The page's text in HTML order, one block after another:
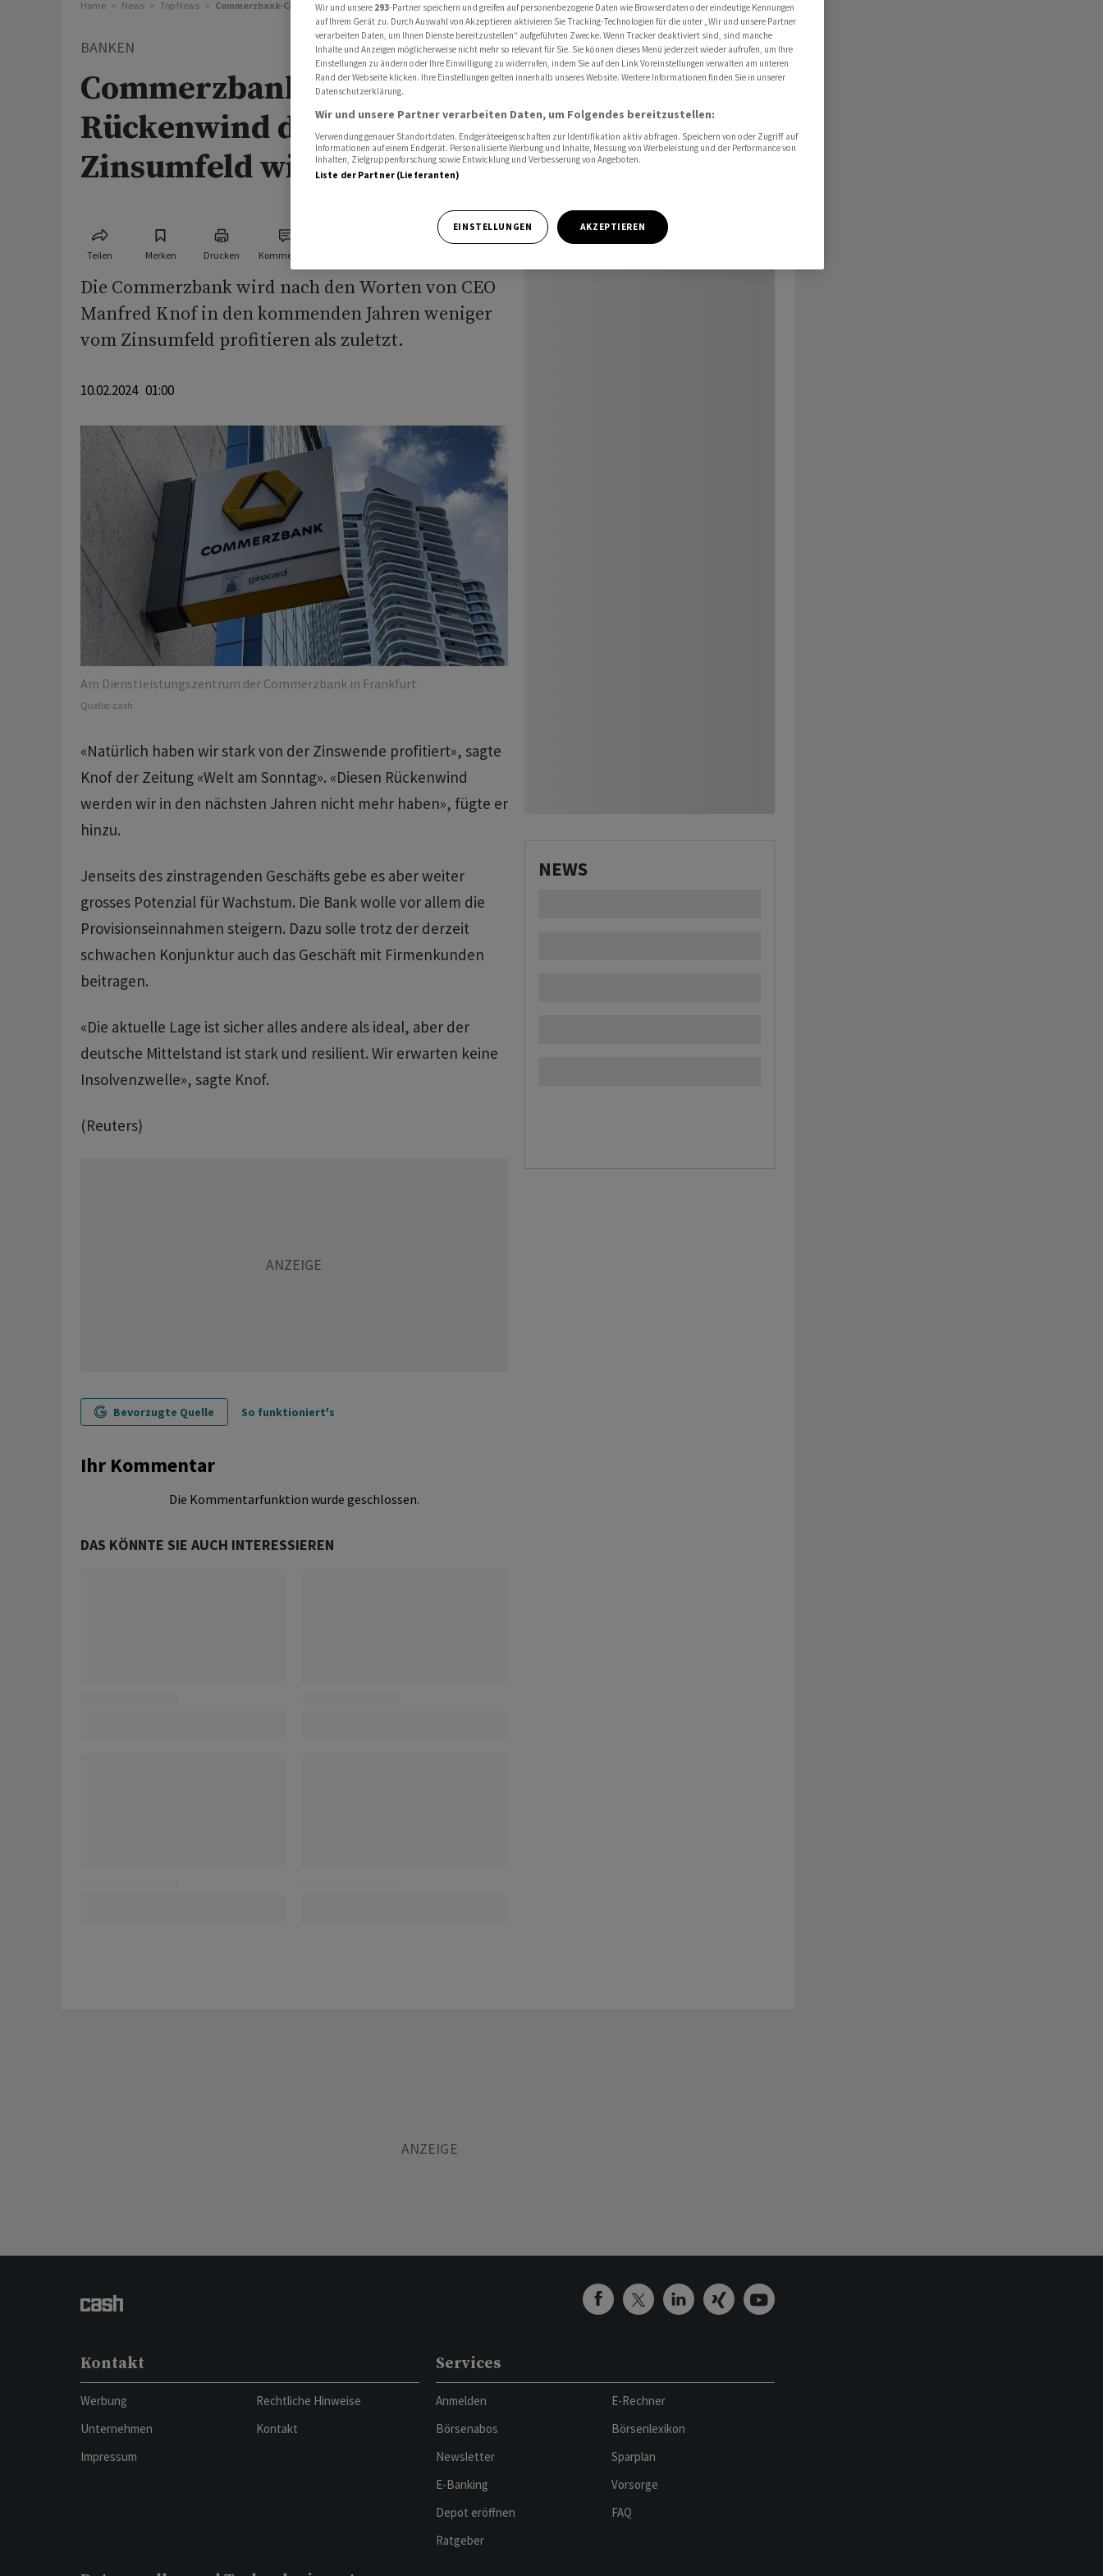
Home News Top News Commerzbank-Chef: Rückenwind durch Zinsumfeld wird nachlassen
BANKEN
Commerzbank-Chef:
Rückenwind durch
Zinsumfeld wird nachlassen
Teilen Merken Drucken Kommentare
Die Commerzbank wird nach den Worten von CEO
Manfred Knof in den kommenden Jahren weniger
vom Zinsumfeld profitieren als zuletzt.
10.02.2024 01:00
Am Dienstleistungszentrum der Commerzbank in Frankfurt.
Quelle: cash
«Natürlich haben wir stark von der Zinswende profitiert», sagte
Knof der Zeitung «Welt am Sonntag». «Diesen Rückenwind
werden wir in den nächsten Jahren nicht mehr haben», fügte er
hinzu.
Jenseits des zinstragenden Geschäfts gebe es aber weiter
grosses Potenzial für Wachstum. Die Bank wolle vor allem die
Provisionseinnahmen steigern. Dazu solle trotz der derzeit
schwachen Konjunktur auch das Geschäft mit Firmenkunden
beitragen.
«Die aktuelle Lage ist sicher alles andere als ideal, aber der
deutsche Mittelstand ist stark und resilient. Wir erwarten keine
Insolvenzwelle», sagte Knof.
(Reuters)
Bevorzugte Quelle So funktioniert's
Ihr Kommentar
Die Kommentarfunktion wurde geschlossen.
DAS KÖNNTE SIE AUCH INTERESSIEREN
NEWS
Kontakt
Werbung
Unternehmen
Impressum
Rechtliche Hinweise
Kontakt
Services
Anmelden
Börsenabos
Newsletter
E-Banking
Depot eröffnen
Ratgeber
E-Rechner
Börsenlexikon
Sparplan
Vorsorge
FAQ
Wir und unsere 293-Partner speichern und greifen auf personenbezogene Daten wie Browserdaten oder eindeutige Kennungen
auf Ihrem Gerät zu. Durch Auswahl von Akzeptieren aktivieren Sie Tracking-Technologien für die unter „Wir und unsere Partner
verarbeiten Daten, um Ihnen Dienste bereitzustellen“ aufgeführten Zwecke. Wenn Tracker deaktiviert sind, sind manche
Inhalte und Anzeigen möglicherweise nicht mehr so relevant für Sie. Sie können dieses Menü jederzeit wieder aufrufen, um Ihre
Einstellungen zu ändern oder Ihre Einwilligung zu widerrufen, indem Sie auf den Link Voreinstellungen verwalten am unteren
Rand der Webseite klicken. Ihre Einstellungen gelten innerhalb unseres Website. Weitere Informationen finden Sie in unserer
Datenschutzerklärung.
Wir und unsere Partner verarbeiten Daten, um Folgendes bereitzustellen:
Verwendung genauer Standortdaten. Endgeräteeigenschaften zur Identifikation aktiv abfragen. Speichern von oder Zugriff auf
Informationen auf einem Endgerät. Personalisierte Werbung und Inhalte, Messung von Werbeleistung und der Performance von
Inhalten, Zielgruppenforschung sowie Entwicklung und Verbesserung von Angeboten.
Liste der Partner (Lieferanten)
EINSTELLUNGEN AKZEPTIEREN